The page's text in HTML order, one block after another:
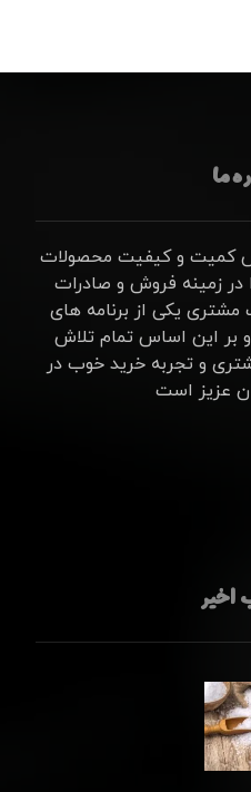
ما
کمیت و کیفیت محصولات
در زمینه فروش و صادرات
مشتری یکی از برنامه های
بر این اساس تمام تلاش
و تجربه خرید خوب در
عزیز است
اخیر